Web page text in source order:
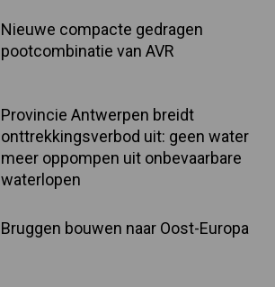
Nieuwe compacte gedragen
pootcombinatie van AVR
Provincie Antwerpen breidt
onttrekkingsverbod uit: geen water
meer oppompen uit onbevaarbare
waterlopen
Bruggen bouwen naar Oost-Europa